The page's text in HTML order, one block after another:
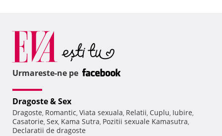
Urmareste-ne pe
Dragoste & Sex
Dragoste, Romantic, Viata sexuala, Relatii, Cuplu, Iubire,
Casatorie, Sex, Kama Sutra, Pozitii sexuale Kamasutra,
Declaratii de dragoste